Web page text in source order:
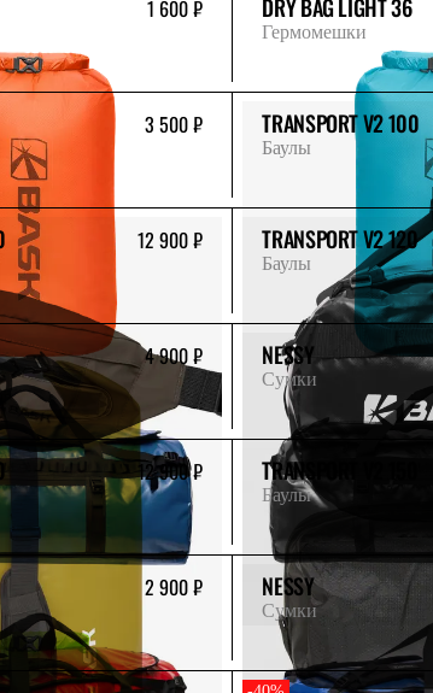
1 600 ₽ DRY BAG LIGHT 36
Гермомешки
3 500 ₽ TRANSPORT V2 100
Баулы
12 900 ₽ TRANSPORT V2 120
Баулы
4 900 ₽ NESSY
Сумки
12 900 ₽ TRANSPORT V2 150
Баулы
2 900 ₽ NESSY
Сумки